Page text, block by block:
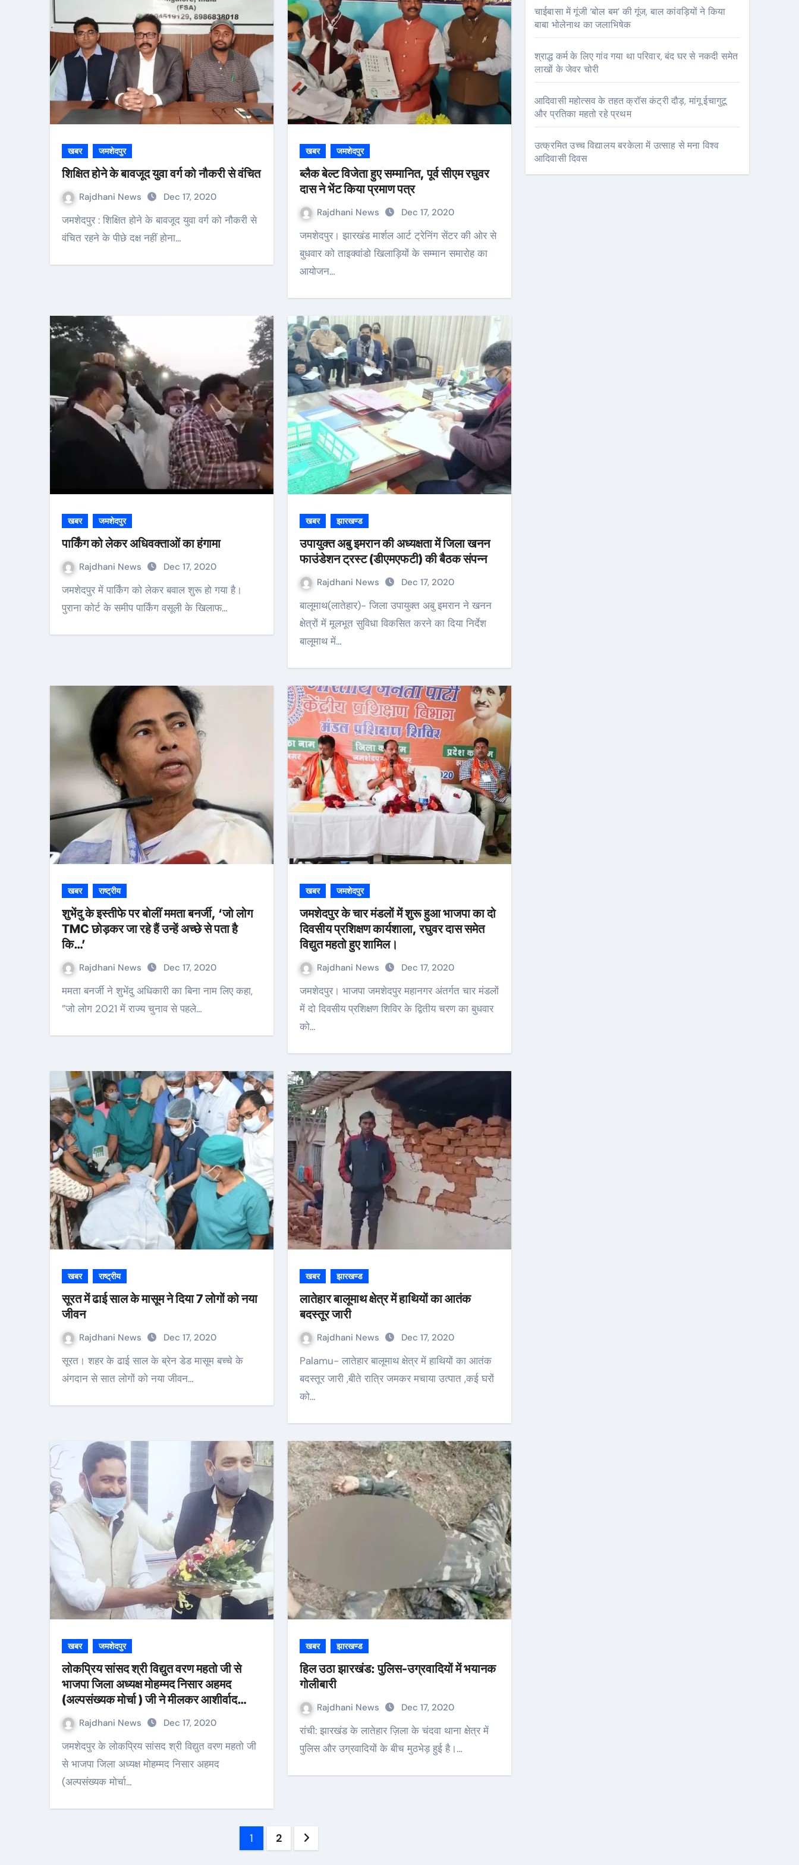
खबर जमशेदपुर
शिक्षित होने के बावजूद युवा वर्ग को नौकरी से वंचित
Rajdhani News Dec 17, 2020
जमशेदपुर : शिक्षित होने के बावजूद युवा वर्ग को नौकरी से
वंचित रहने के पीछे दक्ष नहीं होना…
खबर जमशेदपुर
ब्लैक बेल्ट विजेता हुए सम्मानित, पूर्व सीएम रघुवर
दास ने भेंट किया प्रमाण पत्र
Rajdhani News Dec 17, 2020
जमशेदपुर। झारखंड मार्शल आर्ट ट्रेनिंग सेंटर की ओर से
बुधवार को ताइक्वांडो खिलाड़ियों के सम्मान समारोह का
आयोजन…
खबर जमशेदपुर
पार्किंग को लेकर अधिवक्ताओं का हंगामा
Rajdhani News Dec 17, 2020
जमशेदपुर में पार्किंग को लेकर बवाल शुरू हो गया है।
पुराना कोर्ट के समीप पार्किंग वसूली के खिलाफ…
खबर झारखण्ड
उपायुक्त अबु इमरान की अध्यक्षता में जिला खनन
फाउंडेशन ट्रस्ट (डीएमएफटी) की बैठक संपन्न
Rajdhani News Dec 17, 2020
बालूमाथ(लातेहार)- जिला उपायुक्त अबु इमरान ने खनन
क्षेत्रों में मूलभूत सुविधा विकसित करने का दिया निर्देश
बालूमाथ में…
खबर राष्ट्रीय
शुभेंदु के इस्तीफे पर बोलीं ममता बनर्जी, ‘जो लोग
TMC छोड़कर जा रहे हैं उन्हें अच्छे से पता है
कि…’
Rajdhani News Dec 17, 2020
ममता बनर्जी ने शुभेंदु अधिकारी का बिना नाम लिए कहा,
”जो लोग 2021 में राज्य चुनाव से पहले…
खबर जमशेदपुर
जमशेदपुर के चार मंडलों में शुरू हुआ भाजपा का दो
दिवसीय प्रशिक्षण कार्यशाला, रघुवर दास समेत
विद्युत महतो हुए शामिल।
Rajdhani News Dec 17, 2020
जमशेदपुर। भाजपा जमशेदपुर महानगर अंतर्गत चार मंडलों
में दो दिवसीय प्रशिक्षण शिविर के द्वितीय चरण का बुधवार
को…
खबर राष्ट्रीय
सूरत में ढाई साल के मासूम ने दिया 7 लोगों को नया
जीवन
Rajdhani News Dec 17, 2020
सूरत। शहर के ढाई साल के ब्रेन डेड मासूम बच्चे के
अंगदान से सात लोगों को नया जीवन…
खबर झारखण्ड
लातेहार बालूमाथ क्षेत्र में हाथियों का आतंक
बदस्तूर जारी
Rajdhani News Dec 17, 2020
Palamu- लातेहार बालूमाथ क्षेत्र में हाथियों का आतंक
बदस्तूर जारी ,बीते रात्रि जमकर मचाया उत्पात ,कई घरों
को…
खबर जमशेदपुर
लोकप्रिय सांसद श्री विद्युत वरण महतो जी से
भाजपा जिला अध्यक्ष मोहम्मद निसार अहमद
(अल्पसंख्यक मोर्चा ) जी ने मीलकर आशीर्वाद
प्राप्त किया
Rajdhani News Dec 17, 2020
जमशेदपुर के लोकप्रिय सांसद श्री विद्युत वरण महतो जी
से भाजपा जिला अध्यक्ष मोहम्मद निसार अहमद
(अल्पसंख्यक मोर्चा…
खबर झारखण्ड
हिल उठा झारखंड: पुलिस-उग्रवादियों में भयानक
गोलीबारी
Rajdhani News Dec 17, 2020
रांची: झारखंड के लातेहार ज़िला के चंदवा थाना क्षेत्र में
पुलिस और उग्रवादियों के बीच मुठभेड़ हुई है।…
Posts
1 2
चाईबासा में गूंजी ‘बोल बम’ की गूंज, बाल कांवड़ियों ने किया
बाबा भोलेनाथ का जलाभिषेक
श्राद्ध कर्म के लिए गांव गया था परिवार, बंद घर से नकदी समेत
लाखों के जेवर चोरी
आदिवासी महोत्सव के तहत क्रॉस कंट्री दौड़, मांगू ईचागुटू
और प्रतिका महतो रहे प्रथम
उत्क्रमित उच्च विद्यालय बरकेला में उत्साह से मना विश्व
आदिवासी दिवस